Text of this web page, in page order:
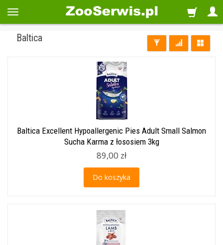
Baltica
Baltica Excellent Hypoallergenic Pies Adult Small Salmon
Sucha Karma z łososiem 3kg
89,00 zł
Do koszyka